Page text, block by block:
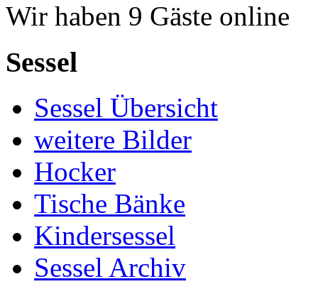
Wir haben 9 Gäste online
Sessel
Sessel Übersicht
weitere Bilder
Hocker
Tische Bänke
Kindersessel
Sessel Archiv